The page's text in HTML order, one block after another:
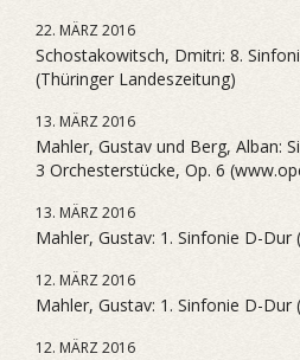
22. MÄRZ 2016
Schostakowitsch, Dmitri: 8.
(Thüringer Landeszeitung)
13. MÄRZ 2016
Mahler, Gustav und Berg, Alban:
3 Orchesterstücke, Op. 6
13. MÄRZ 2016
Mahler, Gustav: 1. Sinfonie D-Dur
12. MÄRZ 2016
Mahler, Gustav: 1. Sinfonie D-Dur
12. MÄRZ 2016